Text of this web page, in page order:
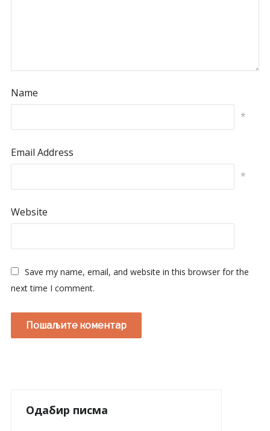
Name
*
Email Address
*
Website
Save my name, email, and website in this browser for the
next time I comment.
Одабир писма